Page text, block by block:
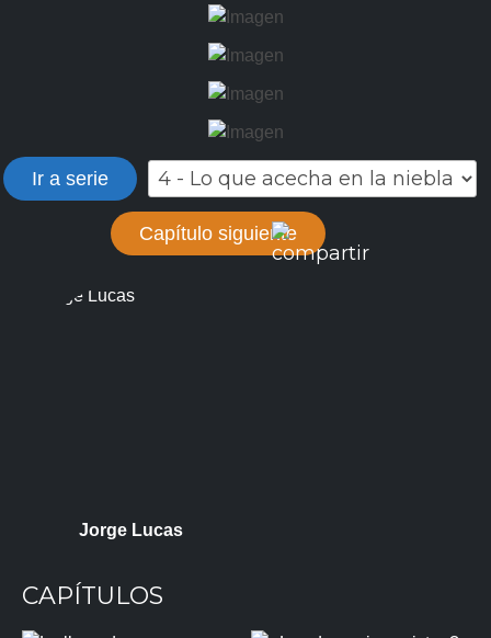
Ir a serie
Capítulo siguiente
Jorge Lucas
CAPÍTULOS